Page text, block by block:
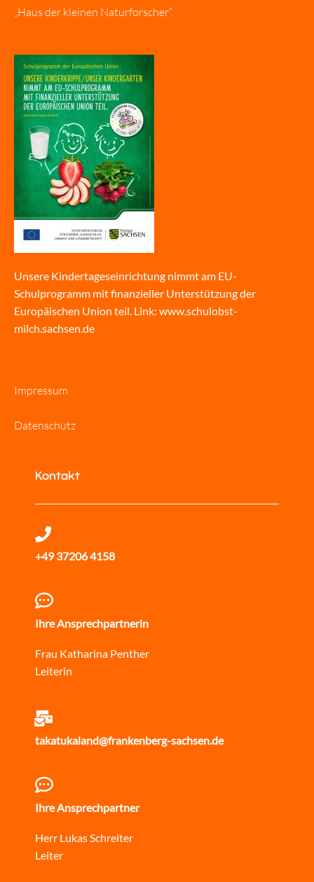
„Haus der kleinen Naturforscher“.
Unsere Kindertageseinrichtung nimmt am EU-
Schulprogramm mit finanzieller Unterstützung der
Europäischen Union teil. Link: www.schulobst-
milch.sachsen.de
Impressum
Datenschutz
Kontakt
+49 37206 4158
Ihre Ansprechpartnerin
Frau Katharina Penther
Leiterin
takatukaland@frankenberg-sachsen.de
Ihre Ansprechpartner
Herr Lukas Schreiter
Leiter